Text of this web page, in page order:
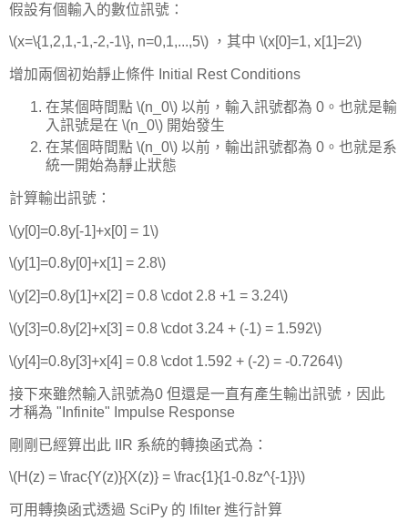
假設有個輸入的數位訊號：
\(x=\{1,2,1,-1,-2,-1\}, n=0,1,...,5\) ，其中 \(x[0]=1, x[1]=2\)
增加兩個初始靜止條件 Initial Rest Conditions
在某個時間點 \(n_0\) 以前，輸入訊號都為 0。也就是輸
入訊號是在 \(n_0\) 開始發生
在某個時間點 \(n_0\) 以前，輸出訊號都為 0。也就是系
統一開始為靜止狀態
計算輸出訊號：
\(y[0]=0.8y[-1]+x[0] = 1\)
\(y[1]=0.8y[0]+x[1] = 2.8\)
\(y[2]=0.8y[1]+x[2] = 0.8 \cdot 2.8 +1 = 3.24\)
\(y[3]=0.8y[2]+x[3] = 0.8 \cdot 3.24 + (-1) = 1.592\)
\(y[4]=0.8y[3]+x[4] = 0.8 \cdot 1.592 + (-2) = -0.7264\)
接下來雖然輸入訊號為0 但還是一直有產生輸出訊號，因此
才稱為 "Infinite" Impulse Response
剛剛已經算出此 IIR 系統的轉換函式為：
\(H(z) = \frac{Y(z)}{X(z)} = \frac{1}{1-0.8z^{-1}}\)
可用轉換函式透過 SciPy 的 lfilter 進行計算